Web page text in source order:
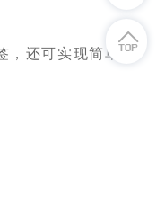
，还可实现简单